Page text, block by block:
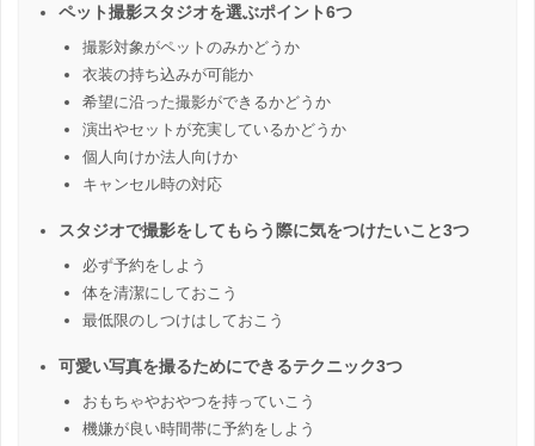
ペット撮影スタジオを選ぶポイント6つ
撮影対象がペットのみかどうか
衣装の持ち込みが可能か
希望に沿った撮影ができるかどうか
演出やセットが充実しているかどうか
個人向けか法人向けか
キャンセル時の対応
スタジオで撮影をしてもらう際に気をつけたいこと3つ
必ず予約をしよう
体を清潔にしておこう
最低限のしつけはしておこう
可愛い写真を撮るためにできるテクニック3つ
おもちゃやおやつを持っていこう
機嫌が良い時間帯に予約をしよう